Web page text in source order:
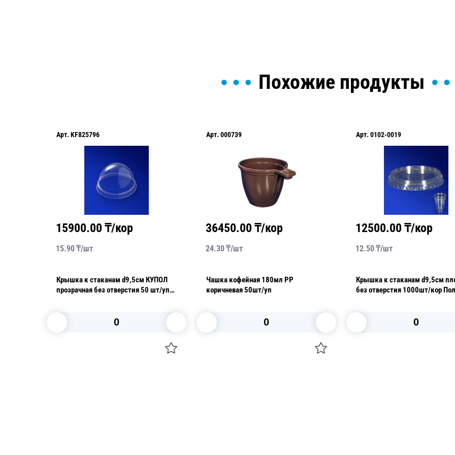
Похожие продукты
Арт. KF825796
15900.00 ₸/кор
15.90₸/шт
Крышка к стаканам d9,5см КУПОЛ
прозрачная без отверстия 50 шт/уп
Арт. 000739
36450.00 ₸/кор
24.30₸/шт
Чашка кофейная 180мл PP
коричневая 50шт/уп
Арт. 0102-0019
12500.00 ₸/кор
12.50₸/шт
Крышка к стаканам d9,5см
без отверстия 1000шт/кор